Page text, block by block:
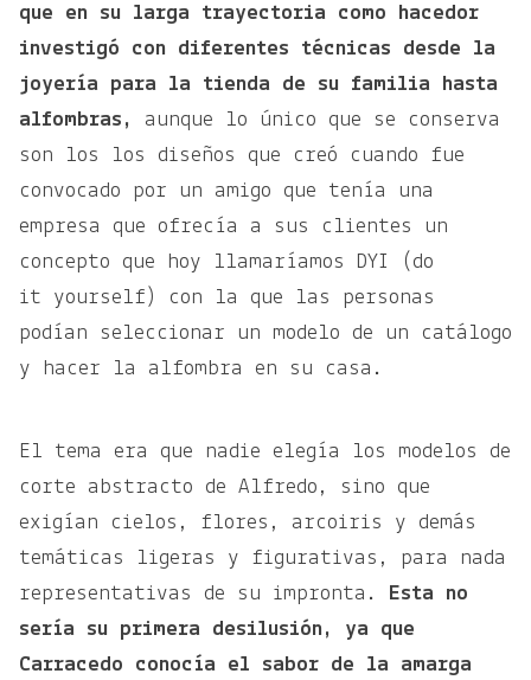
que en su larga trayectoria como hacedor
investigó con diferentes técnicas desde la
joyería para la tienda de su familia hasta
alfombras,
aunque lo único que se conserva
son los los diseños que creó cuando fue
convocado por un amigo que tenía una
empresa que ofrecía a sus clientes un
concepto que hoy llamaríamos DYI (do
it yourself) con la que las personas
podían seleccionar un modelo de un catálogo
y hacer la alfombra en su casa.
El tema era que nadie elegía los modelos de
corte abstracto de Alfredo, sino que
exigían cielos, flores, arcoiris y demás
temáticas ligeras y figurativas, para nada
representativas de su impronta.
Esta no
sería su primera desilusión, ya que
Carracedo conocía el sabor de la amarga